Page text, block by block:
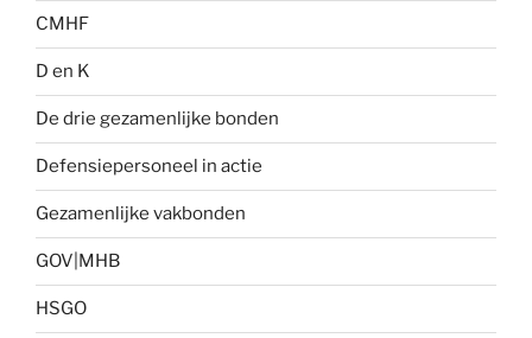
CMHF
D en K
De drie gezamenlijke bonden
Defensiepersoneel in actie
Gezamenlijke vakbonden
GOV|MHB
HSGO